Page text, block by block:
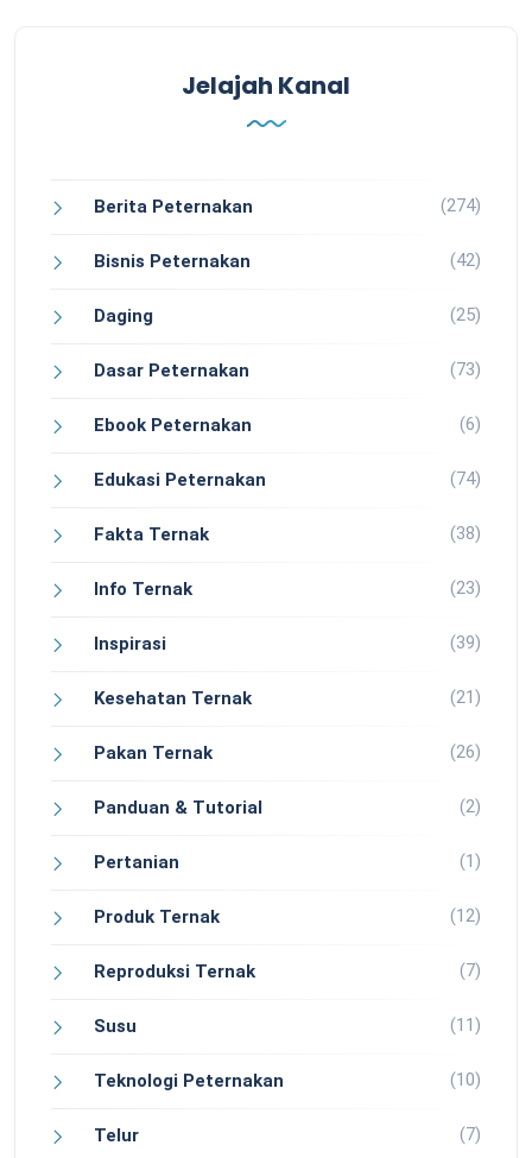
Jelajah Kanal
Berita Peternakan (274)
Bisnis Peternakan (42)
Daging (25)
Dasar Peternakan (73)
Ebook Peternakan (6)
Edukasi Peternakan (74)
Fakta Ternak (38)
Info Ternak (23)
Inspirasi (39)
Kesehatan Ternak (21)
Pakan Ternak (26)
Panduan & Tutorial (2)
Pertanian (1)
Produk Ternak (12)
Reproduksi Ternak (7)
Susu (11)
Teknologi Peternakan (10)
Telur (7)